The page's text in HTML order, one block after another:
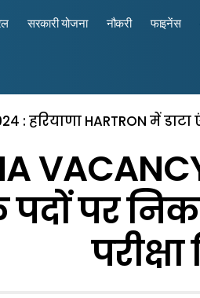
सरकारी योजना नौकरी फाइनेंस
: हरियाणा HARTRON में
पदों पर